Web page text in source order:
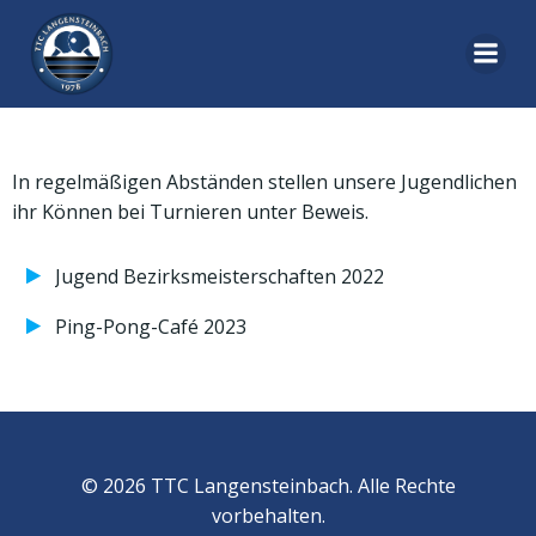
In regelmäßigen Abständen stellen unsere Jugendlichen
ihr Können bei Turnieren unter Beweis.
Jugend Bezirksmeisterschaften 2022
Ping-Pong-Café 2023
© 2026 TTC Langensteinbach. Alle Rechte
vorbehalten.